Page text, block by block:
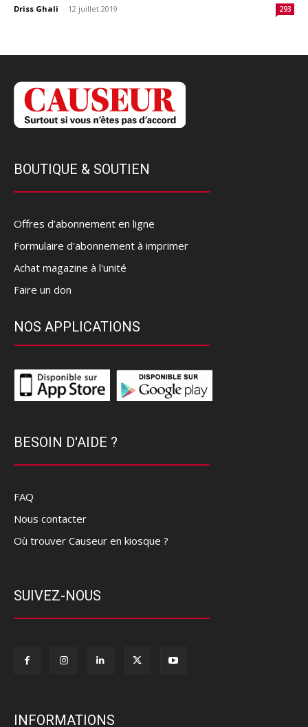
Driss Ghali - 12 juillet 2019 293
BOUTIQUE & SOUTIEN
Offres d’abonnement en ligne
Formulaire d'abonnement à imprimer
Achat magazine à l'unité
Faire un don
NOS APPLICATIONS
BESOIN D'AIDE ?
FAQ
Nous contacter
Où trouver Causeur en kiosque ?
SUIVEZ-NOUS
INFORMATIONS